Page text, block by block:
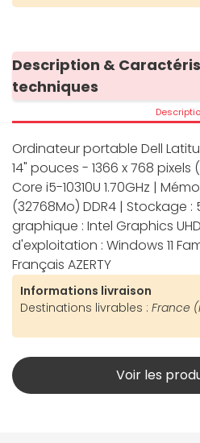
Description &
techniques
Ordinateur portable Dell
14" pouces - 1366 x 768 pixels
Core i5-10310U 1.70GHz |
(32768Mo) DDR4 | Stockage :
graphique : Intel Graphics
d'exploitation : Windows 11
Français AZERTY
Informations livraison
Destinations livrables : France
Voir les